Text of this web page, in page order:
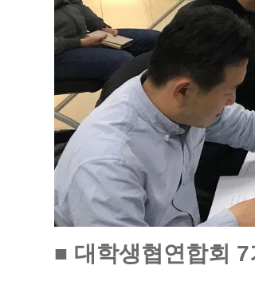
■ 대학생협연합회 7